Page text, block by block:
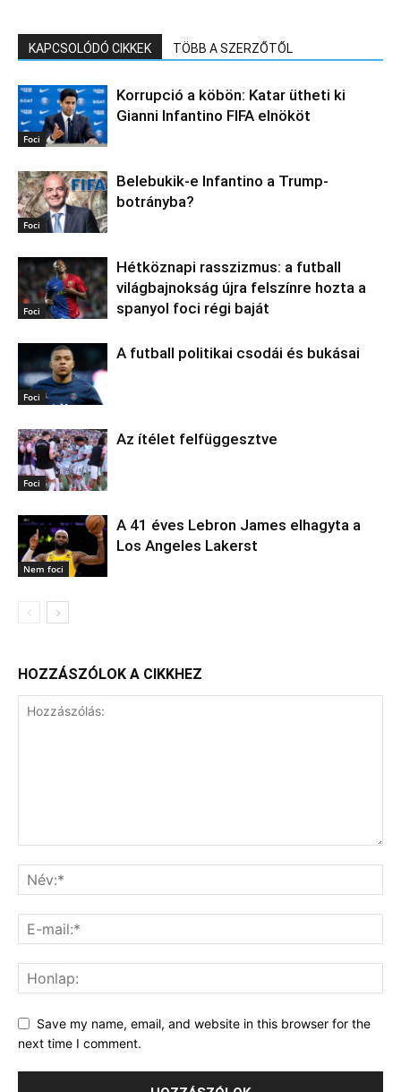
KAPCSOLÓDÓ CIKKEK TÖBB A SZERZŐTŐL
Foci
Korrupció a köbön: Katar ütheti ki
Gianni Infantino FIFA elnököt
Foci
Belebukik-e Infantino a Trump-
botrányba?
Foci
Hétköznapi rasszizmus: a futball
világbajnokság újra felszínre hozta a
spanyol foci régi baját
Foci
A futball politikai csodái és bukásai
Foci
Az ítélet felfüggesztve
Nem foci
A 41 éves Lebron James elhagyta a
Los Angeles Lakerst
HOZZÁSZÓLOK A CIKKHEZ
Save my name, email, and website in this browser for the
next time I comment.